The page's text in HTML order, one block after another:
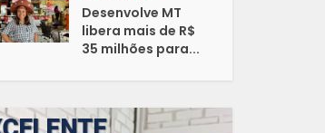
Desenvolve MT
libera mais de R$
35 milhões para...